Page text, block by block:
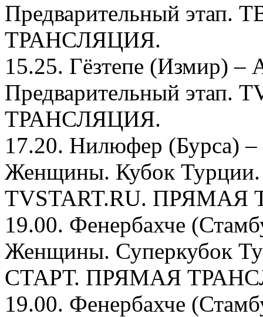
Предварительный
ТРАНСЛЯЦИЯ.
15.25. Гёзтепе (Измир)
Предварительный этап.
ТРАНСЛЯЦИЯ.
17.20. Нилюфер (Бурса)
Женщины. Кубок Турции.
TVSTART.RU.
19.00. Фенербахче
Женщины. Суперкубок
СТАРТ. ПРЯМАЯ
19.00. Фенербахче